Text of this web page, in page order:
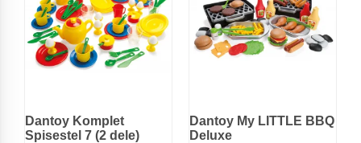
Dantoy Komplet
Spisestel 7 (2 dele)
Dantoy My LITTLE BBQ
Deluxe